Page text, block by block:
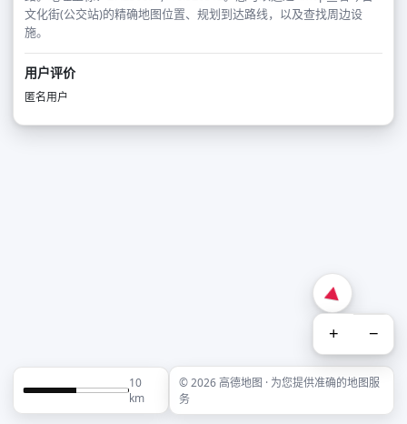
文化街(公交站)的精确地图位置、规划到达路线，以及查找周边设
施。
用户评价
匿名用户
+ −
10
km
© 2026 高德地图 · 为您提供准确的地图服
务